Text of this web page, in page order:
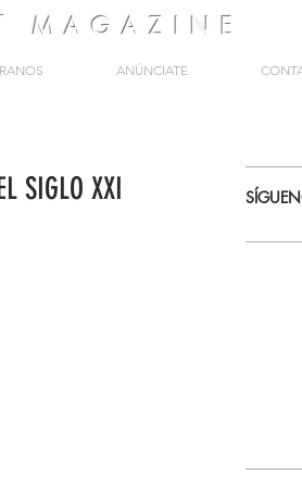
MAGAZINE
ANÚNCIATE
SIGLO XXI